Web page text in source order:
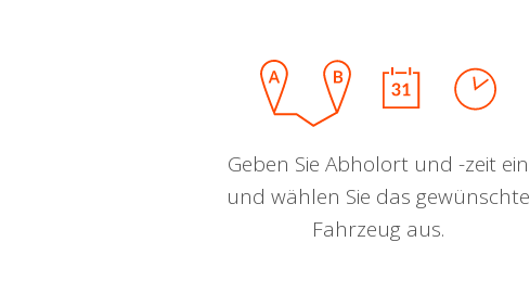
Geben Sie Abholort und -zeit ein
und wählen Sie das gewünschte
Fahrzeug aus.